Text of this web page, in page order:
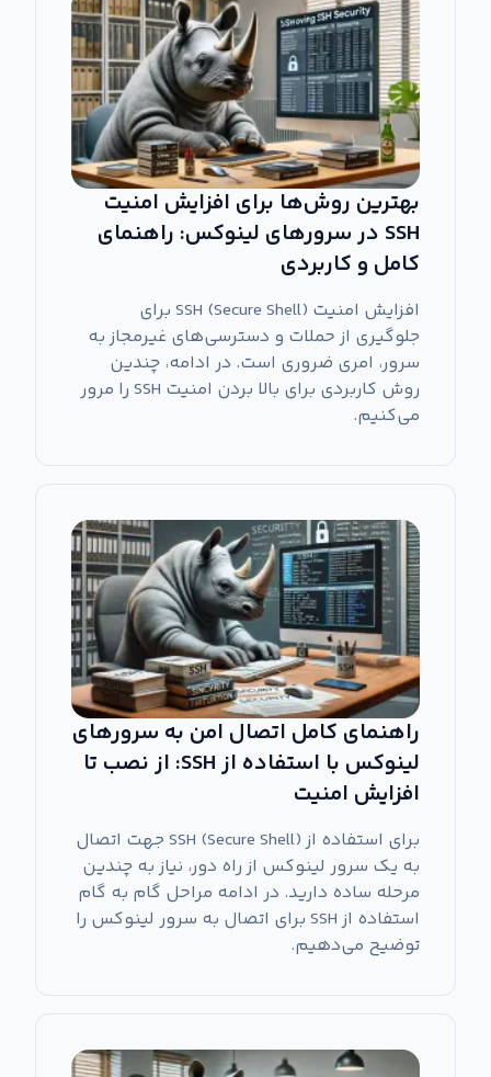
بهترین روش‌ها برای افزایش امنیت
SSH در سرورهای لینوکس: راهنمای
کامل و کاربردی
افزایش امنیت SSH (Secure Shell) برای
جلوگیری از حملات و دسترسی‌های غیرمجاز به
سرور، امری ضروری است. در ادامه، چندین
روش کاربردی برای بالا بردن امنیت SSH را مرور
می‌کنیم.
راهنمای کامل اتصال امن به سرورهای
لینوکس با استفاده از SSH: از نصب تا
افزایش امنیت
برای استفاده از SSH (Secure Shell) جهت اتصال
به یک سرور لینوکس از راه دور، نیاز به چندین
مرحله ساده دارید. در ادامه مراحل گام به گام
استفاده از SSH برای اتصال به سرور لینوکس را
توضیح می‌دهیم.